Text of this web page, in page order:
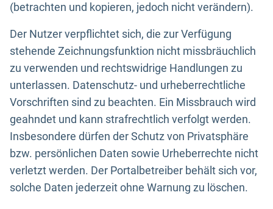
(betrachten und kopieren, jedoch nicht verändern).
Der Nutzer verpflichtet sich, die zur Verfügung
stehende Zeichnungsfunktion nicht missbräuchlich
zu verwenden und rechtswidrige Handlungen zu
unterlassen. Datenschutz- und urheberrechtliche
Vorschriften sind zu beachten. Ein Missbrauch wird
geahndet und kann strafrechtlich verfolgt werden.
Insbesondere dürfen der Schutz von Privatsphäre
bzw. persönlichen Daten sowie Urheberrechte nicht
verletzt werden. Der Portalbetreiber behält sich vor,
solche Daten jederzeit ohne Warnung zu löschen.